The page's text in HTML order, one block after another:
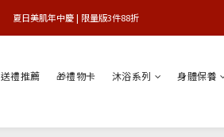
官網獨享 | 滿額最高贈3件禮
夏日美肌年中慶 | 限量版3件88折
送禮推薦 🎁禮物卡 沐浴系列 身體保養